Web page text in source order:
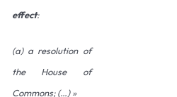
effect:
(a) a resolution of
the House of
Commons; (…) »